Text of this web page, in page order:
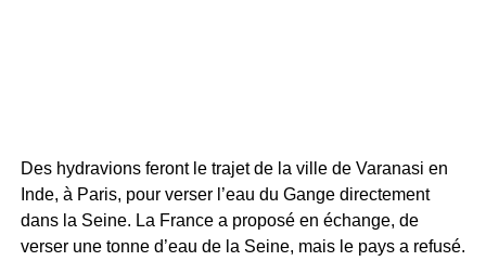
Des hydravions feront le trajet de la ville de Varanasi en
Inde, à Paris, pour verser l’eau du Gange directement
dans la Seine. La France a proposé en échange, de
verser une tonne d’eau de la Seine, mais le pays a refusé.